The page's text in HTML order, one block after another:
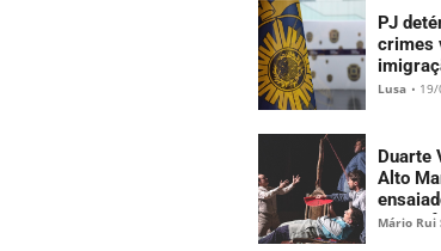
PJ
crimes
Lusa •
Duarte
Alto
nunca
Mário Rui